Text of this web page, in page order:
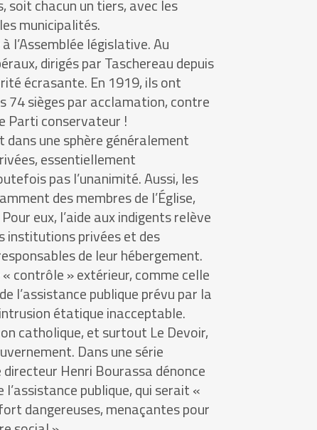
soit chacun un tiers, avec les
municipalités.
l’Assemblée législative. Au
dirigés par Taschereau depuis
écrasante. En 1919, ils ont
74 sièges par acclamation, contre
Parti conservateur !
une sphère généralement
essentiellement
pas l’unanimité. Aussi, les
des membres de l’Église,
eux, l’aide aux indigents relève
institutions privées et des
de leur hébergement.
contrôle » extérieur, comme celle
l’assistance publique prévu par la
étatique inacceptable.
catholique, et surtout Le Devoir,
Dans une série
Henri Bourassa dénonce
publique, qui serait «
dangereuses, menaçantes pour